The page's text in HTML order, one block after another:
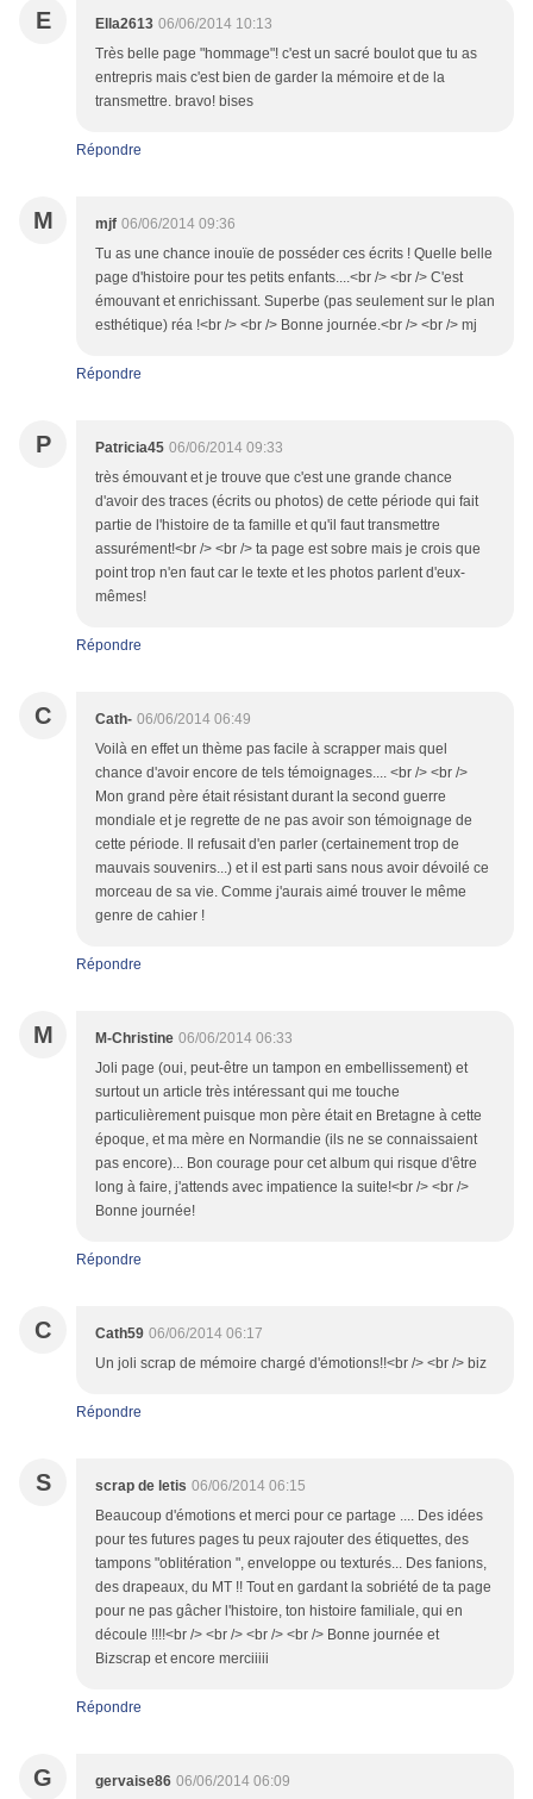
E Ella2613 06/06/2014 10:13
Très belle page "hommage"! c'est un sacré boulot que tu as
entrepris mais c'est bien de garder la mémoire et de la
transmettre. bravo! bises
Répondre
M mjf 06/06/2014 09:36
Tu as une chance inouïe de posséder ces écrits ! Quelle belle
page d'histoire pour tes petits enfants....<br /> <br /> C'est
émouvant et enrichissant. Superbe (pas seulement sur le plan
esthétique) réa !<br /> <br /> Bonne journée.<br /> <br /> mj
Répondre
P Patricia45 06/06/2014 09:33
très émouvant et je trouve que c'est une grande chance
d'avoir des traces (écrits ou photos) de cette période qui fait
partie de l'histoire de ta famille et qu'il faut transmettre
assurément!<br /> <br /> ta page est sobre mais je crois que
point trop n'en faut car le texte et les photos parlent d'eux-
mêmes!
Répondre
C Cath- 06/06/2014 06:49
Voilà en effet un thème pas facile à scrapper mais quel
chance d'avoir encore de tels témoignages.... <br /> <br />
Mon grand père était résistant durant la second guerre
mondiale et je regrette de ne pas avoir son témoignage de
cette période. Il refusait d'en parler (certainement trop de
mauvais souvenirs...) et il est parti sans nous avoir dévoilé ce
morceau de sa vie. Comme j'aurais aimé trouver le même
genre de cahier !
Répondre
M M-Christine 06/06/2014 06:33
Joli page (oui, peut-être un tampon en embellissement) et
surtout un article très intéressant qui me touche
particulièrement puisque mon père était en Bretagne à cette
époque, et ma mère en Normandie (ils ne se connaissaient
pas encore)... Bon courage pour cet album qui risque d'être
long à faire, j'attends avec impatience la suite!<br /> <br />
Bonne journée!
Répondre
C Cath59 06/06/2014 06:17
Un joli scrap de mémoire chargé d'émotions!!<br /> <br /> biz
Répondre
S scrap de letis 06/06/2014 06:15
Beaucoup d'émotions et merci pour ce partage .... Des idées
pour tes futures pages tu peux rajouter des étiquettes, des
tampons "oblitération ", enveloppe ou texturés... Des fanions,
des drapeaux, du MT !! Tout en gardant la sobriété de ta page
pour ne pas gâcher l'histoire, ton histoire familiale, qui en
découle !!!!<br /> <br /> <br /> <br /> Bonne journée et
Bizscrap et encore merciiiii
Répondre
G gervaise86 06/06/2014 06:09